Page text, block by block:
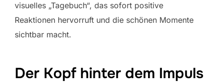
visuelles „Tagebuch“, das sofort positive
Reaktionen hervorruft und die schönen Momente
sichtbar macht.
Der Kopf hinter dem Impuls